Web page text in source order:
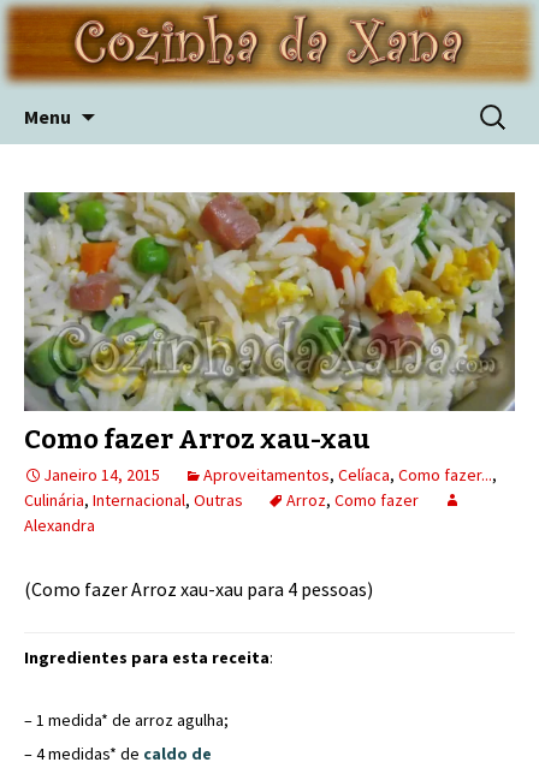
Menu
por:
Como fazer Arroz xau-xau
Janeiro 14, 2015 Aproveitamentos, Celíaca, Como fazer...,
Culinária, Internacional, Outras Arroz, Como fazer
Alexandra
(Como fazer Arroz xau-xau para 4 pessoas)
Ingredientes para esta receita:
– 1 medida* de arroz agulha;
– 4 medidas* de caldo de